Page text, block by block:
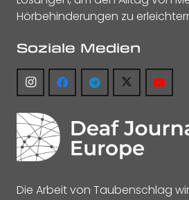
Hörbehinderungen zu
Soziale Medien
Die Arbeit von Taubenschlag